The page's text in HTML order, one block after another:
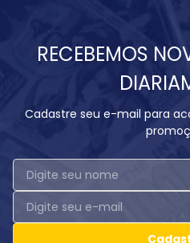
RECEBEMOS
Cadastre seu e-mail para